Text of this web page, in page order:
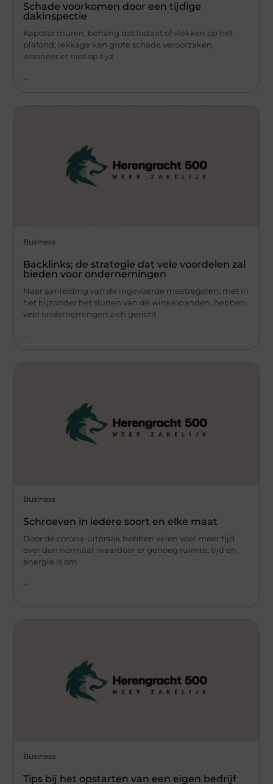
Schade voorkomen door een tijdige
dakinspectie
Kapotte muren, behang dat loslaat of vlekken op het
plafond; lekkage kan grote schade veroorzaken,
wanneer er niet op tijd
Business
Backlinks; de strategie dat vele voordelen zal
bieden voor ondernemingen
Naar aanleiding van de ingevoerde maatregelen, met in
het bijzonder het sluiten van de winkelpanden, hebben
veel ondernemingen zich gericht
Business
Schroeven in iedere soort en elke maat
Door de corona-uitbraak hebben velen veel meer tijd
over dan normaal, waardoor er genoeg ruimte, tijd en
energie is om
...
Business
Tips bij het opstarten van een eigen bedrijf